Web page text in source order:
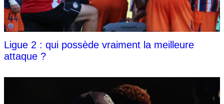
Ligue 2 : qui possède vraiment la meilleure
attaque ?